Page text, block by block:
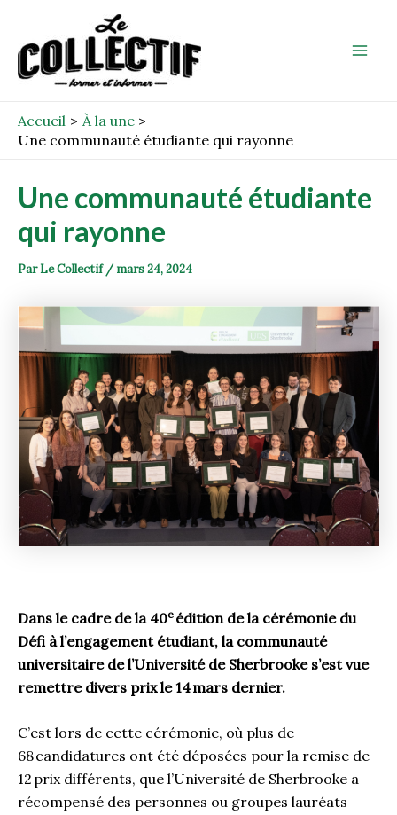
contenu
Accueil
À la une
Une communauté étudiante qui rayonne
Une communauté étudiante
qui rayonne
ParLe Collectif / mars 24, 2024
Dans le cadre de la 40e édition de la cérémonie du
Défi à l’engagement étudiant, la communauté
universitaire de l’Université de Sherbrooke s’est vue
remettre divers prix le 14 mars dernier.
C’est lors de cette cérémonie, où plus de
68 candidatures ont été déposées pour la remise de
12 prix différents, que l’Université de Sherbrooke a
récompensé des personnes ou groupes lauréats
navigation